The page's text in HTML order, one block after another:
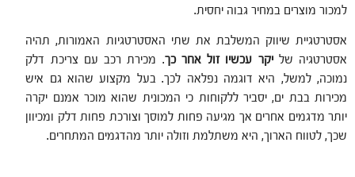
למכור מוצרים במחיר גבוה יחסית.
אסטרטגיית שיווק המשלבת את שתי האסטרטגיות האמורות, תהיה
אסטרטגיה שליקר עכשיו זול אחר כך. מכירת רכב עם צריכת דלק
נמוכה, למשל, היא דוגמה נפלאה לכך. בעל מקצוע שהוא גם איש
מכירות בבת ים, יסביר ללקוחות כי המכונית שהוא מוכר אמנם יקרה
יותר מדגמים אחרים אך מגיעה פחות למוסך וצורכת פחות דלק ומכיוון
שכך, לטווח הארוך, היא משתלמת וזולה יותר מהדגמים המתחרים.